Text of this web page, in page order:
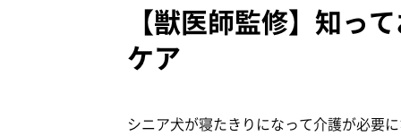
【獣医師監修】知っ
ケア
シニア犬が寝たきりになって介護が必要